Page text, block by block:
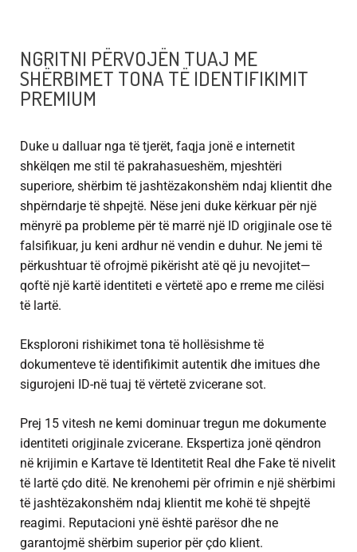
NGRITNI PËRVOJËN TUAJ ME
SHËRBIMET TONA TË IDENTIFIKIMIT
PREMIUM
Duke u dalluar nga të tjerët, faqja jonë e internetit
shkëlqen me stil të pakrahasueshëm, mjeshtëri
superiore, shërbim të jashtëzakonshëm ndaj klientit dhe
shpërndarje të shpejtë. Nëse jeni duke kërkuar për një
mënyrë pa probleme për të marrë një ID origjinale ose të
falsifikuar, ju keni ardhur në vendin e duhur. Ne jemi të
përkushtuar të ofrojmë pikërisht atë që ju nevojitet—
qoftë një kartë identiteti e vërtetë apo e rreme me cilësi
të lartë.
Eksploroni rishikimet tona të hollësishme të
dokumenteve të identifikimit autentik dhe imitues dhe
sigurojeni ID-në tuaj të vërtetë zvicerane sot.
Prej 15 vitesh ne kemi dominuar tregun me dokumente
identiteti origjinale zvicerane. Ekspertiza jonë qëndron
në krijimin e Kartave të Identitetit Real dhe Fake të nivelit
të lartë çdo ditë. Ne krenohemi për ofrimin e një shërbimi
të jashtëzakonshëm ndaj klientit me kohë të shpejtë
reagimi. Reputacioni ynë është parësor dhe ne
garantojmë shërbim superior për çdo klient.